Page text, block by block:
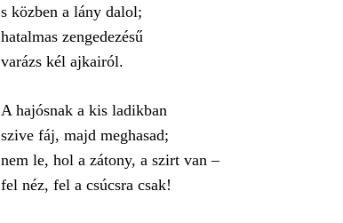
s közben a lány dalol;
hatalmas zengedezésű
varázs kél ajkairól.
A hajósnak a kis ladikban
szive fáj, majd meghasad;
nem le, hol a zátony, a szirt van –
fel néz, fel a csúcsra csak!